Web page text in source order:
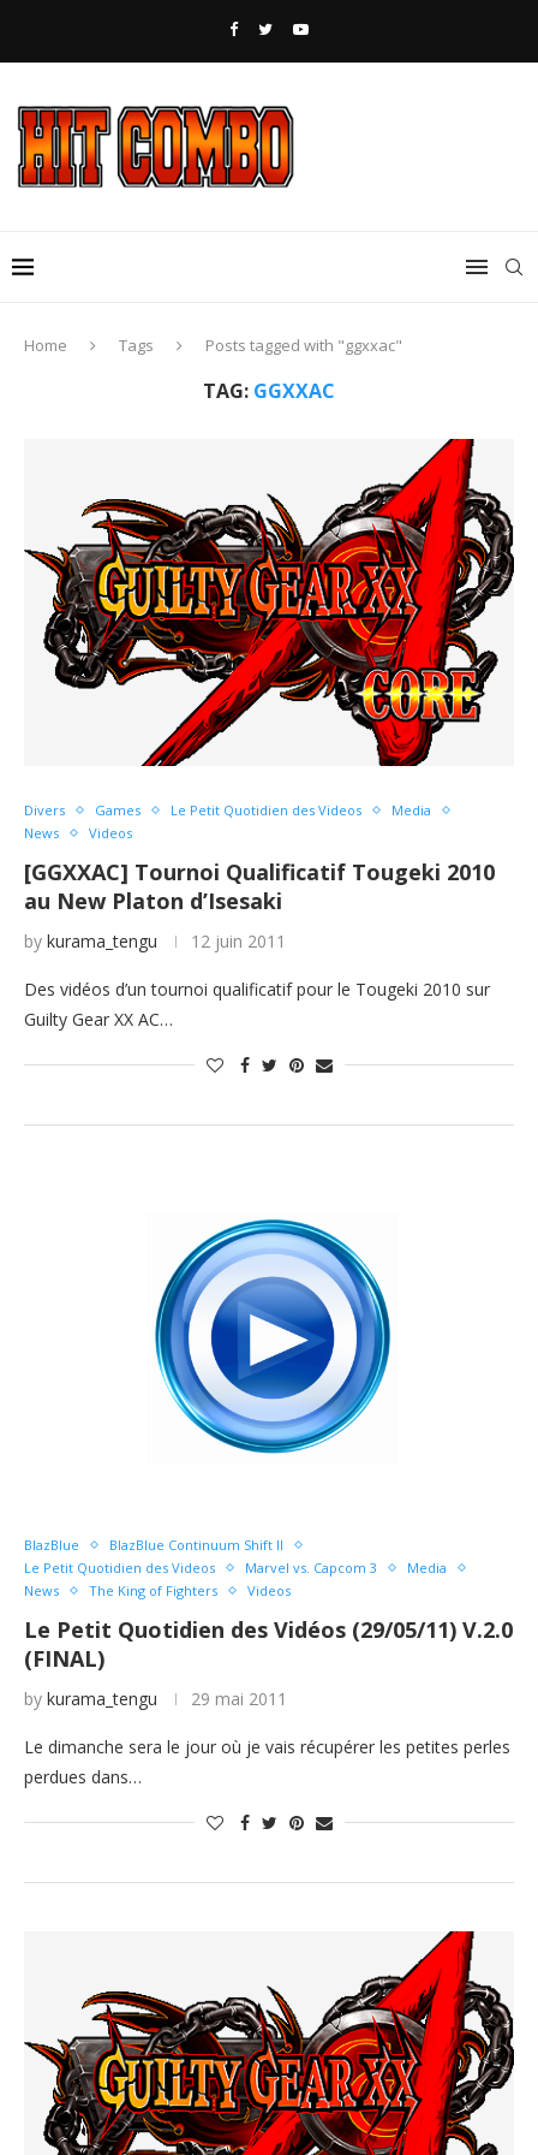
Home Tags Posts tagged with "ggxxac"
TAG: GGXXAC
Divers Games Le Petit Quotidien des Videos
Media
News
Videos
[GGXXAC] Tournoi Qualificatif Tougeki 2010
au New Platon d’Isesaki
by kurama_tengu 12 juin 2011
Des vidéos d’un tournoi qualificatif pour le Tougeki 2010 sur
Guilty Gear XX AC…
BlazBlue
BlazBlue Continuum Shift II
Le Petit Quotidien des Videos
Marvel vs. Capcom 3
Media
News
The King of Fighters Videos
Le Petit Quotidien des Vidéos (29/05/11) V.2.0
(FINAL)
by kurama_tengu 29 mai 2011
Le dimanche sera le jour où je vais récupérer les petites perles
perdues dans…